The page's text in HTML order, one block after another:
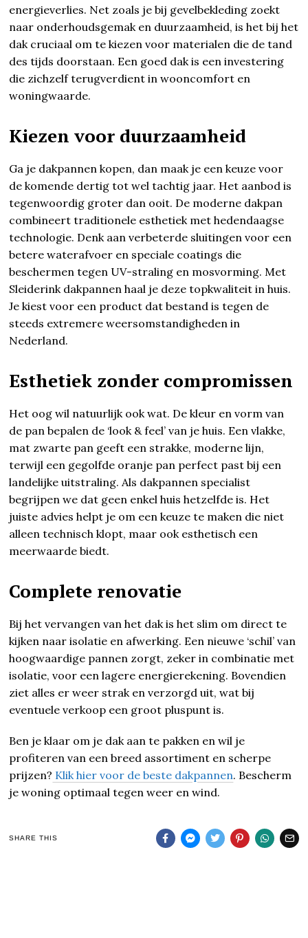
energieverlies. Net zoals je bij gevelbekleding zoekt
naar onderhoudsgemak en duurzaamheid, is het bij het
dak cruciaal om te kiezen voor materialen die de tand
des tijds doorstaan. Een goed dak is een investering
die zichzelf terugverdient in wooncomfort en
woningwaarde.
Kiezen voor duurzaamheid
Ga je dakpannen kopen, dan maak je een keuze voor
de komende dertig tot wel tachtig jaar. Het aanbod is
tegenwoordig groter dan ooit. De moderne dakpan
combineert traditionele esthetiek met hedendaagse
technologie. Denk aan verbeterde sluitingen voor een
betere waterafvoer en speciale coatings die
beschermen tegen UV-straling en mosvorming. Met
Sleiderink dakpannen haal je deze topkwaliteit in huis.
Je kiest voor een product dat bestand is tegen de
steeds extremere weersomstandigheden in
Nederland.
Esthetiek zonder compromissen
Het oog wil natuurlijk ook wat. De kleur en vorm van
de pan bepalen de ‘look & feel’ van je huis. Een vlakke,
mat zwarte pan geeft een strakke, moderne lijn,
terwijl een gegolfde oranje pan perfect past bij een
landelijke uitstraling. Als dakpannen specialist
begrijpen we dat geen enkel huis hetzelfde is. Het
juiste advies helpt je om een keuze te maken die niet
alleen technisch klopt, maar ook esthetisch een
meerwaarde biedt.
Complete renovatie
Bij het vervangen van het dak is het slim om direct te
kijken naar isolatie en afwerking. Een nieuwe ‘schil’ van
hoogwaardige pannen zorgt, zeker in combinatie met
isolatie, voor een lagere energierekening. Bovendien
ziet alles er weer strak en verzorgd uit, wat bij
eventuele verkoop een groot pluspunt is.
Ben je klaar om je dak aan te pakken en wil je
profiteren van een breed assortiment en scherpe
prijzen? Klik hier voor de beste dakpannen. Bescherm
je woning optimaal tegen weer en wind.
SHARE THIS